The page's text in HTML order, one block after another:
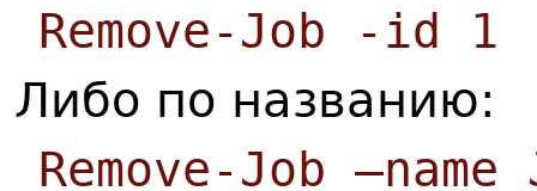
Remove-Job -id 1
Либо по названию:
Remove-Job –name